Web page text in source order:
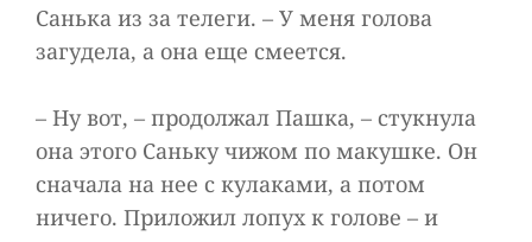
Санька из за телеги. – У меня голова
загудела, а она еще смеется.
– Ну вот, – продолжал Пашка, – стукнула
она этого Саньку чижом по макушке. Он
сначала на нее с кулаками, а потом
ничего. Приложил лопух к голове – и